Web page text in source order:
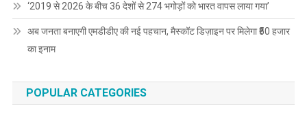
‘2019 से 2026 के बीच 36 देशों से 274 भगोड़ों को भारत वापस लाया गया’
अब जनता बनाएगी एमडीडीए की नई पहचान, मैस्कॉट डिज़ाइन पर मिलेगा ₹50 हजार
का इनाम
POPULAR CATEGORIES